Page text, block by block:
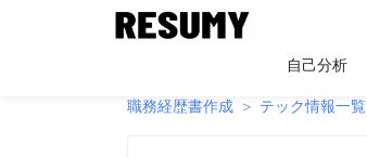
自己分析
職務経歴書作成
テック情報一覧